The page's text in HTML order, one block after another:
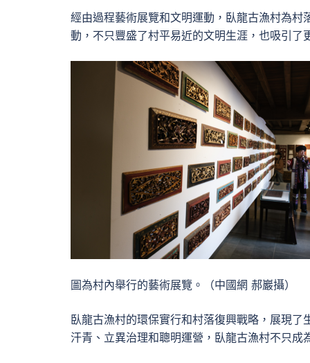
經由過程藝術展覽和文明運動，臥龍古漁村為
動，不只豐盛了村平易近的文明生涯，也吸引
圖為村內舉行的藝術展覽。（中國網 郝巖攝）
臥龍古漁村的環保實行和村落復興戰略，展現
汗青、立異治理和聰明運營，臥龍古漁村不只